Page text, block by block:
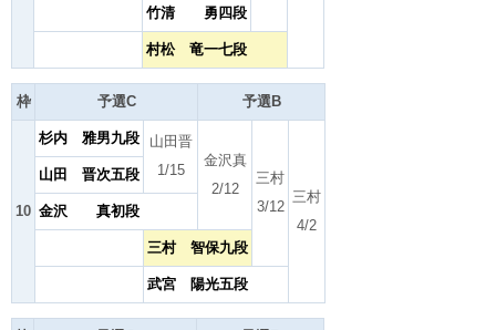
竹清 勇四段
村松 竜一七段
枠 予選C 予選B
10
杉内 雅男九段
山田晋
1/15
金沢真
2/12
三村
3/12
三村
4/2
山田 晋次五段
金沢 真初段
三村 智保九段
武宮 陽光五段